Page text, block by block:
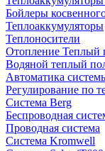
Бойлеры
Теплоаккумуляторы
Теплоносители
Отопление Теплый
Водяной теплый
Автоматика
Регулирование по
Система Berg
Беспроводная
Проводная система
Система Kromwell